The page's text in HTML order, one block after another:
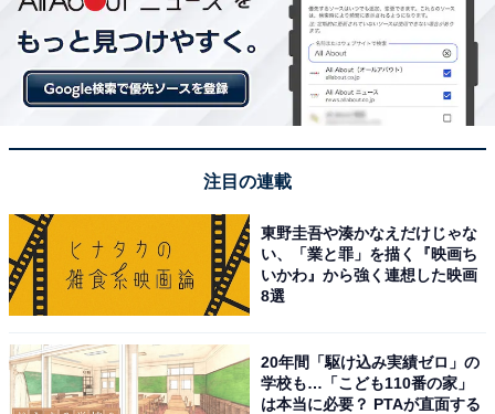
その2：美馬学（ロッテ・身長169センチ）
問わない大車輪の活躍を見せたタフな投手で、楽天に入
団してからは主に先発投手として台頭。中でも巨人と対
戦した2013年の日本シリーズでは第3戦に先発登板して
勝ち星を挙げて流れを引き寄せると、日本一が掛かった
第7戦でも勝利投手となって見事にMVPに輝き、その実
力を満天下に示しました。
これを機に先発投手として確たる実績を得た美馬はその
注目の連載
東野圭吾や湊かなえだけじゃな
い、「業と罪」を描く『映画ち
いかわ』から強く連想した映画
8選
20年間「駆け込み実績ゼロ」の
学校も…「こども110番の家」
は本当に必要？ PTAが直面する